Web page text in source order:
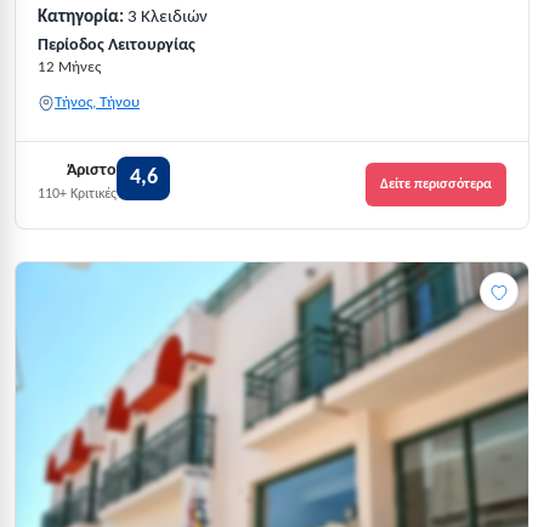
Κατηγορία: 3 Κλειδιών
Περίοδος Λειτουργίας
12 Μήνες
Τήνος, Τήνου
Άριστο
110+ Κριτικές
4,6 Δείτε περισσότερα